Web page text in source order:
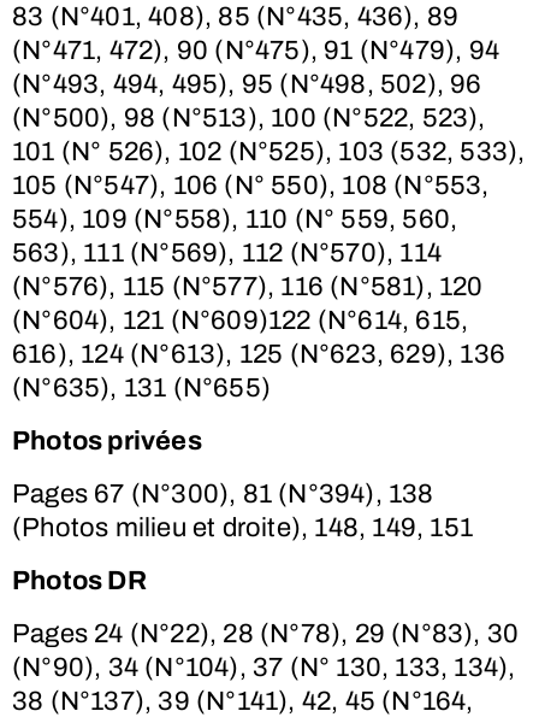
83 (N°401, 408), 85 (N°435, 436), 89
(N°471, 472), 90 (N°475), 91 (N°479), 94
(N°493, 494, 495), 95 (N°498, 502), 96
(N°500), 98 (N°513), 100 (N°522, 523),
101 (N° 526), 102 (N°525), 103 (532, 533),
105 (N°547), 106 (N° 550), 108 (N°553,
554), 109 (N°558), 110 (N° 559, 560,
563), 111 (N°569), 112 (N°570), 114
(N°576), 115 (N°577), 116 (N°581), 120
(N°604), 121 (N°609)122 (N°614, 615,
616), 124 (N°613), 125 (N°623, 629), 136
(N°635), 131 (N°655)
Photos privées
Pages 67 (N°300), 81 (N°394), 138
(Photos milieu et droite), 148, 149, 151
Photos DR
Pages 24 (N°22), 28 (N°78), 29 (N°83), 30
(N°90), 34 (N°104), 37 (N° 130, 133, 134),
38 (N°137), 39 (N°141), 42, 45 (N°164,